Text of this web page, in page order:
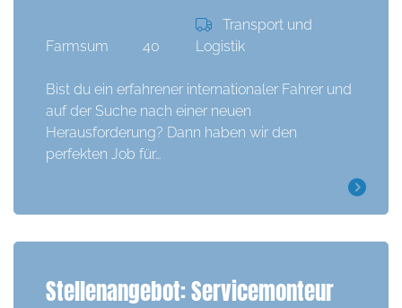
Farmsum 40
Transport und
Logistik
Bist du ein erfahrener internationaler Fahrer und
auf der Suche nach einer neuen
Herausforderung? Dann haben wir den
perfekten Job für…
Stellenangebot: Servicemonteur